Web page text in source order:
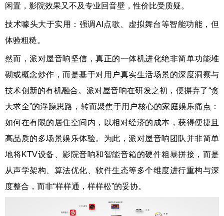
闲置，影院效果又不及专业回音壁，性价比受质疑。
技术噱头大于实用：强调AI点歌、虚拟舞台等智能功能，但
体验粗糙。
然而，派对屋音响坚信，真正的一体机进化绝非简单功能堆
砌或概念炒作，而是基于对用户真实生活场景的深度洞察与
技术创新的有机融合。派对屋音响在研发之初，便摒弃了“贪
大求全”的浮躁思路，转而聚焦于用户核心的家庭娱乐痛点：
如何在有限的居住空间内，以相对经济的成本，获得便捷且
高品质的多场景娱乐体验。为此，派对屋音响团队并非简单
地将KTV设备、影院音响和智能音箱的硬件粗暴拼接，而是
从声学架构、算法优化、软件生态等多个维度进行重构与深
度整合，而非“样样通，样样松”的妥协。